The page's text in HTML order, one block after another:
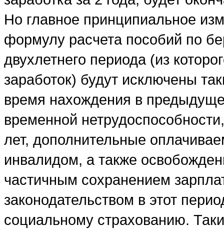
Но главное принципиальное
формулу расчета пособий по
двухлетнего периода (из
заработок) будут исключены
время нахождения в
временной
лет, дополнительные
инвалидом, а также
частичным сохранением
законодательством в этот
социальному страхованию.